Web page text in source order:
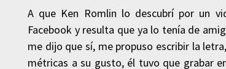
A que Ken Romlin lo descubrí por un
Facebook y resulta que ya lo tenía de
me dijo que sí, me propuso escribir la
métricas a su gusto, él tuvo que grabar